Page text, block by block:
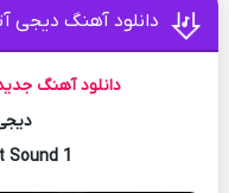
دانلود آهنگ دیجی
دانلود آهنگ
Sound 1